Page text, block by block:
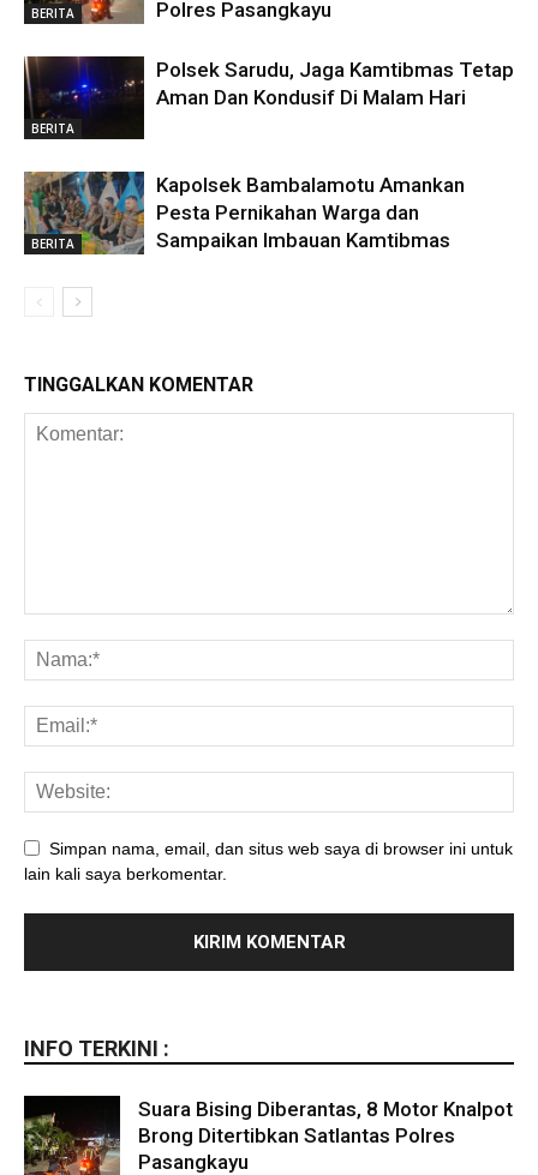
BERITA Polres Pasangkayu
BERITA
Polsek Sarudu, Jaga Kamtibmas Tetap
Aman Dan Kondusif Di Malam Hari
BERITA
Kapolsek Bambalamotu Amankan
Pesta Pernikahan Warga dan
Sampaikan Imbauan Kamtibmas
TINGGALKAN KOMENTAR
Simpan nama, email, dan situs web saya di browser ini untuk
lain kali saya berkomentar.
INFO TERKINI :
Suara Bising Diberantas, 8 Motor Knalpot
Brong Ditertibkan Satlantas Polres
Pasangkayu